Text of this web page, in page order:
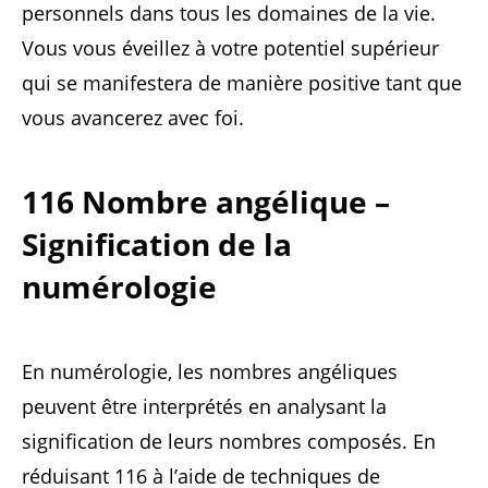
personnels dans tous les domaines de la vie.
Vous vous éveillez à votre potentiel supérieur
qui se manifestera de manière positive tant que
vous avancerez avec foi.
116 Nombre angélique –
Signification de la
numérologie
En numérologie, les nombres angéliques
peuvent être interprétés en analysant la
signification de leurs nombres composés. En
réduisant 116 à l’aide de techniques de